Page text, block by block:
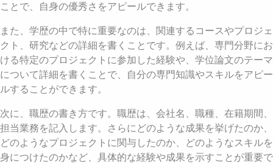
ことで、自身の優秀さをアピールできます。
また、学歴の中で特に重要なのは、関連するコースやプロジェ
クト、研究などの詳細を書くことです。例えば、専門分野にお
ける特定のプロジェクトに参加した経験や、学位論文のテーマ
について詳細を書くことで、自分の専門知識やスキルをアピー
ルすることができます。
次に、職歴の書き方です。職歴は、会社名、職種、在籍期間、
担当業務を記入します。さらにどのような成果を挙げたのか、
どのようなプロジェクトに関与したのか、どのようなスキルを
身につけたのかなど、具体的な経験や成果を示すことが重要で